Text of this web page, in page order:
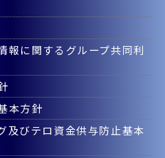
報に関するグループ共同利
本方針
及びテロ資金供与防止基本